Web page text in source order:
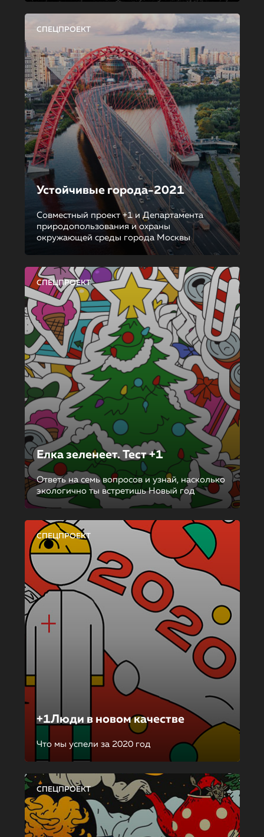
СПЕЦПРОЕКТ
Устойчивые города-2021
Совместный проект +1 и Департамента
природопользования и охраны
окружающей среды города Москвы
СПЕЦПРОЕКТ
Елка зеленеет. Тест +1
Ответь на семь вопросов и узнай, насколько
экологично ты встретишь Новый год
СПЕЦПРОЕКТ
+1Люди в новом качестве
Что мы успели за 2020 год
СПЕЦПРОЕКТ